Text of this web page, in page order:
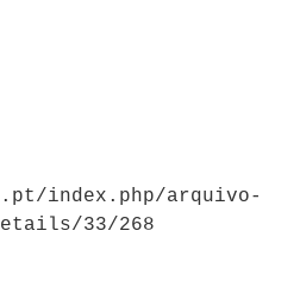
index.php/arquivo-
33/268